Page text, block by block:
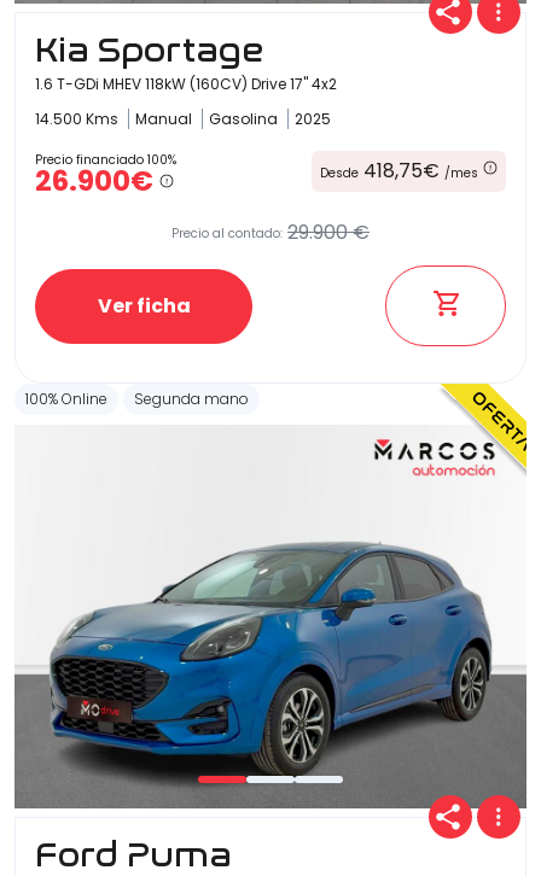
Kia Sportage
1.6 T-GDi MHEV 118kW (160CV) Drive 17" 4x2
14.500 Kms
Manual Gasolina 2025
Precio financiado 100%
26.900€ Desde 418,75€ /mes
Precio al contado: 29.900 €
Ver ficha
100% Online Segunda mano
Ford Puma